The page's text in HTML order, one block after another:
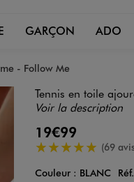
GARÇON ADO
- Follow Me
Tennis en toile
Voir la description
19€99
5/5 de moyenne
(69
Couleur
Couleur : BLANC